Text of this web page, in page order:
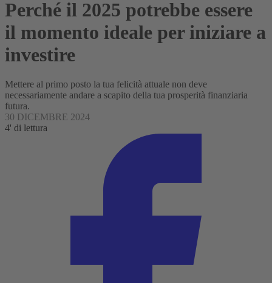
Perché il 2025 potrebbe essere
il momento ideale per iniziare a
investire
Mettere al primo posto la tua felicità attuale non deve
necessariamente andare a scapito della tua prosperità finanziaria
futura.
30 DICEMBRE 2024
4' di lettura